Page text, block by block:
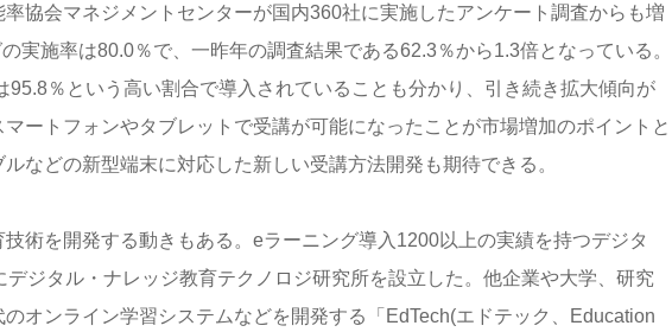
協会マネジメントセンターが国内360社に実施したアンケート調査からも増
実施率は80.0％で、一昨年の調査結果である62.3％から1.3倍となっている。
95.8％という高い割合で導入されていることも分かり、引き続き拡大傾向が
ートフォンやタブレットで受講が可能になったことが市場増加のポイントと
などの新型端末に対応した新しい受講方法開発も期待できる。
術を開発する動きもある。eラーニング導入1200以上の実績を持つデジタ
ジタル・ナレッジ教育テクノロジ研究所を設立した。他企業や大学、研究
オンライン学習システムなどを開発する「EdTech(エドテック、Education